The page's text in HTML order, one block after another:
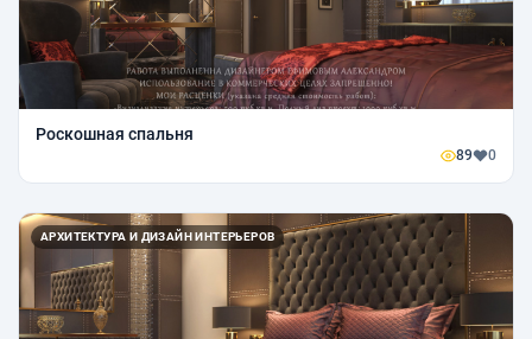
Роскошная спальня
89 0
АРХИТЕКТУРА И ДИЗАЙН ИНТЕРЬЕРОВ